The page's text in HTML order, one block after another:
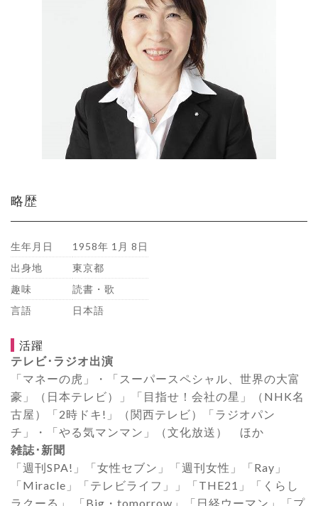
略歴
生年月日
1958年 1月 8日
出身地
東京都
趣味
読書・歌
言語
日本語
活躍
テレビ･ラジオ出演
「マネーの虎」・「スーパースペシャル、世界の大富
豪」（日本テレビ）」「目指せ！会社の星」（NHK名
古屋）「2時ドキ!」（関西テレビ）「ラジオパン
チ」・「やる気マンマン」（文化放送） ほか
雑誌･新聞
「週刊SPA!」「女性セブン」「週刊女性」「Ray」
「Miracle」「テレビライフ」」「THE21」「くらし
ラクーる」 「Big・tomorrow」「日経ウーマン」「プ